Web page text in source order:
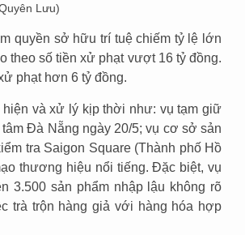
Lưu)
quyền sở hữu trí tuệ chiếm tỷ lệ lớn
theo số tiền xử phạt vượt 16 tỷ đồng.
phạt hơn 6 tỷ đồng.
và xử lý kịp thời như: vụ tạm giữ
Đà Nẵng ngày 20/5; vụ cơ sở sản
tra Saigon Square (Thành phố Hồ
thương hiệu nổi tiếng. Đặc biệt, vụ
3.500 sản phẩm nhập lậu không rõ
trà trộn hàng giả với hàng hóa hợp